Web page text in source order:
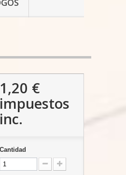
1,20 €
impuestos
inc.
Cantidad